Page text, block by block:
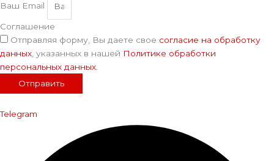
Ваш Email
Соглашение
Отправляя форму, Вы даете свое согласие на обработку
данных , указанных в нашей Политике обработки
персональных данных
Отправить
Telegram